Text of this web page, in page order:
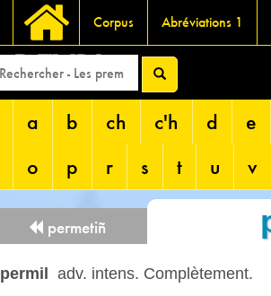
Corpus Abréviations 1
DEVRI
a b ch c'h d
e
o
p r s t u v
permetiñ
permil
adv. intens. Complètement.